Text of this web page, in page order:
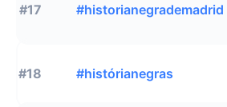
#17 #historianegrademadrid
#18 #histórianegras